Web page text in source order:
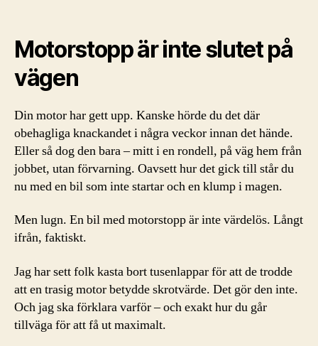
Motorstopp är inte slutet på
vägen
Din motor har gett upp. Kanske hörde du det där
obehagliga knackandet i några veckor innan det hände.
Eller så dog den bara – mitt i en rondell, på väg hem från
jobbet, utan förvarning. Oavsett hur det gick till står du
nu med en bil som inte startar och en klump i magen.
Men lugn. En bil med motorstopp är inte värdelös. Långt
ifrån, faktiskt.
Jag har sett folk kasta bort tusenlappar för att de trodde
att en trasig motor betydde skrotvärde. Det gör den inte.
Och jag ska förklara varför – och exakt hur du går
tillväga för att få ut maximalt.